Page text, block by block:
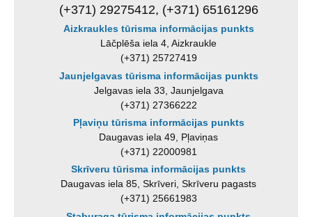
(+371) 29275412, (+371) 65161296
Aizkraukles tūrisma informācijas punkts
Lāčplēša iela 4, Aizkraukle
(+371) 25727419
Jaunjelgavas tūrisma informācijas punkts
Jelgavas iela 33, Jaunjelgava
(+371) 27366222
Pļaviņu tūrisma informācijas punkts
Daugavas iela 49, Pļaviņas
(+371) 22000981
Skrīveru tūrisma informācijas punkts
Daugavas iela 85, Skrīveri, Skrīveru pagasts
(+371) 25661983